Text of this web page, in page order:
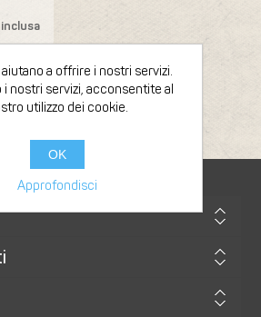
aiutano a offrire i nostri servizi.
i nostri servizi, acconsentite al
utilizzo dei cookie.
OK
Approfondisci